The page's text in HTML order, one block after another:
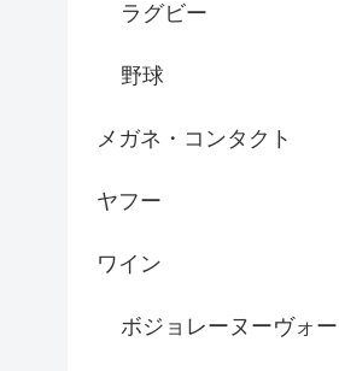
ラグビー
野球
メガネ・コンタクト
ヤフー
ワイン
ボジョレーヌーヴォー